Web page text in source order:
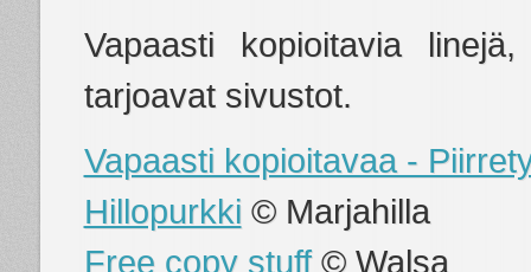
Vapaasti kopioitavia
tarjoavat sivustot.
Vapaasti kopioitavaa -
Hillopurkki © Marjahilla
Free copy stuff© Walsa